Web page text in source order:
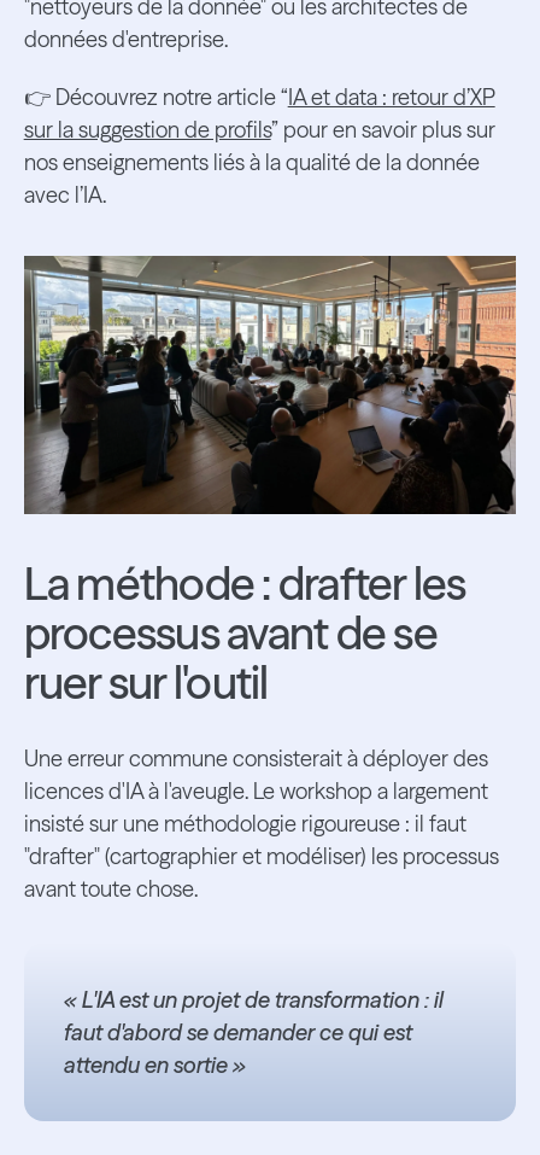
"nettoyeurs de la donnée" ou les architectes de
données d'entreprise.
👉 Découvrez notre article “IA et data : retour d’XP
sur la suggestion de profils” pour en savoir plus sur
nos enseignements liés à la qualité de la donnée
avec l’IA.
La méthode : drafter les
processus avant de se
ruer sur l'outil
Une erreur commune consisterait à déployer des
licences d'IA à l'aveugle. Le workshop a largement
insisté sur une méthodologie rigoureuse : il faut
"drafter" (cartographier et modéliser) les processus
avant toute chose.
« L'IA est un projet de transformation : il
faut d'abord se demander ce qui est
attendu en sortie »